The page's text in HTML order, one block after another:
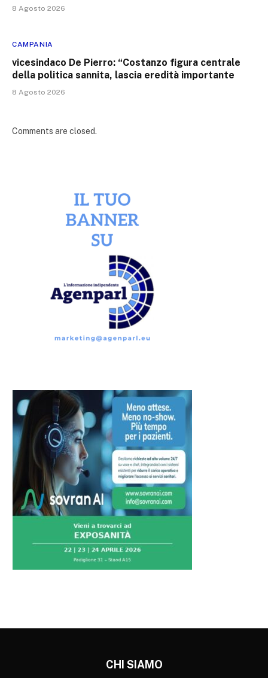
8 Agosto 2026
CAMPANIA
vicesindaco De Pierro: “Costanzo figura centrale
della politica sannita, lascia eredità importante
8 Agosto 2026
Comments are closed.
CHI SIAMO